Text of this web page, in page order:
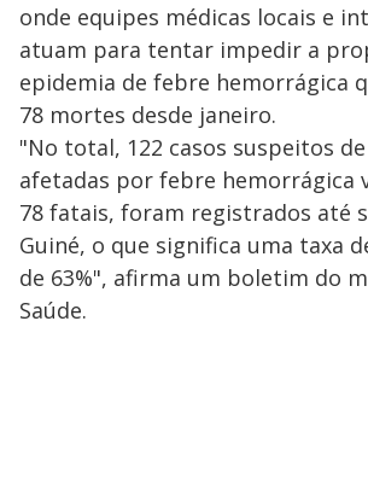
onde equipes médicas locais e
atuam para tentar impedir a
epidemia de febre hemorrágica
78 mortes desde janeiro.
"No total, 122 casos suspeitos
afetadas por febre hemorrágica
78 fatais, foram registrados até
Guiné, o que significa uma taxa
de 63%", afirma um boletim do
Saúde.